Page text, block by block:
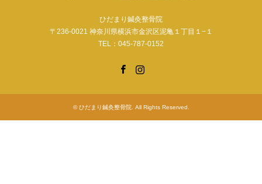
ひだまり鍼灸整骨院
〒236-0021 神奈川県横浜市金沢区泥亀１丁目１−１
TEL：045-787-0152
©ひだまり鍼灸整骨院. All Rights Reserved.